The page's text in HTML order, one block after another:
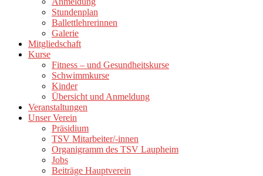
Stundenplan
Ballettlehrerinnen
Galerie
Mitgliedschaft
Kurse
Fitness – und Gesundheitskurse
Schwimmkurse
Kinder
Übersicht und Anmeldung
Veranstaltungen
Unser Verein
Präsidium
TSV Mitarbeiter/-innen
Organigramm des TSV Laupheim
Jobs
Beiträge Hauptverein